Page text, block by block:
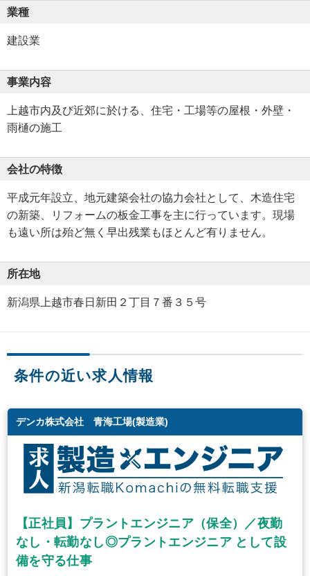
業種
建設業
事業内容
上越市内及び近郊に於ける、住宅・工場等の屋根・外壁・
雨樋の施工
会社の特徴
平成元年設立、地元建築会社の協力会社として、木造住宅
の新築、リフォームの板金工事を主に行っています。現場
も遠い所は殆ど無く早出残業もほとんど有りません。
所在地
新潟県上越市春日新田２丁目７番３５号
条件の近い求人情報
デンカ株式会社 青海工場(製造業)
【正社員】プラントエンジニア（保全）／夜勤
なし・転勤なし◎プラントエンジニア として設
備を守る仕事